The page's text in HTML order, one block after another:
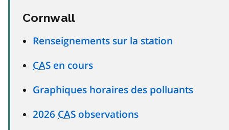
Cornwall
Renseignements sur la station
CAS en cours
Graphiques horaires des polluants
2026 CAS observations